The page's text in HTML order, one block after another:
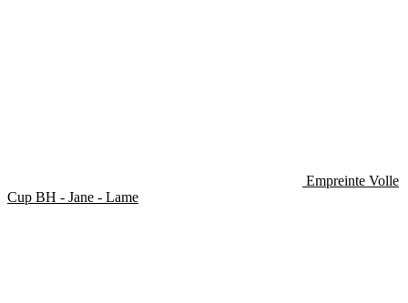
Empreinte Volle
Cup BH - Jane - Lame